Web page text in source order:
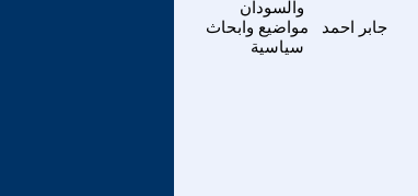
والسودان
مواضيع وابحاث
سياسية
جابر احمد